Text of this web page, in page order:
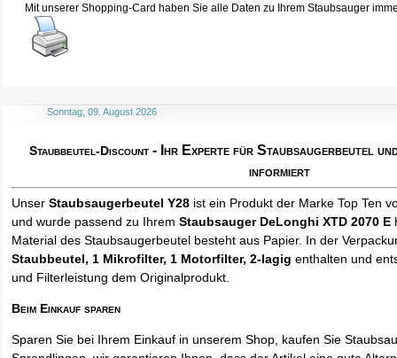
Mit unserer Shopping-Card haben Sie alle Daten zu Ihrem Staubsauger
Sonntag, 09. August 2026
Staubbeutel-Discount - Ihr Experte für Staubsaugerbeutel
informiert
UnserStaubsaugerbeutel Y28 ist ein Produkt der Marke Top Ten
und wurde passend zu IhremStaubsauger DeLonghi XTD 2070 E
Material des Staubsaugerbeutel besteht aus Papier. In der
Staubbeutel, 1 Mikrofilter, 1 Motorfilter, 2-lagig enthalten und
und Filterleistung dem Originalprodukt.
Beim Einkauf sparen
Sparen Sie bei Ihrem Einkauf in unserem Shop, kaufen Sie